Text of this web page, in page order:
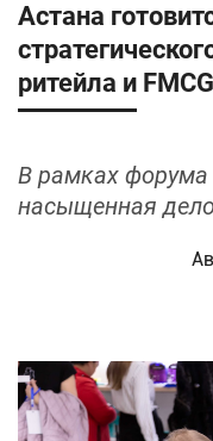
Астана
ритейла и
В рамках форума
насыщенная